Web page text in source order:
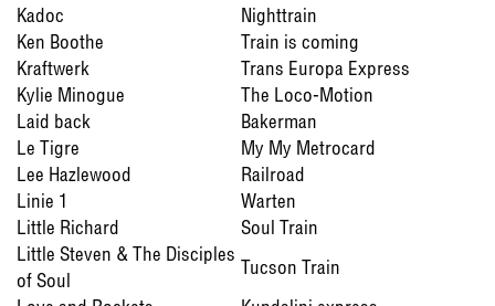
Kadoc
Nighttrain
Ken Boothe
Train is coming
Kraftwerk
Trans Europa Express
Kylie Minogue
The Loco-Motion
Laid back
Bakerman
Le Tigre
My My Metrocard
Lee Hazlewood
Railroad
Linie 1
Warten
Little Richard
Soul Train
Little Steven & The Disciples
of Soul
Tucson Train